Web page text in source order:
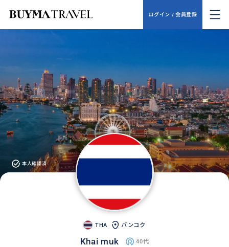
ログイン / 会員登録
本人確認済
THA バンコク
Khai muk 40代